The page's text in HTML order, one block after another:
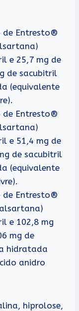
de Entresto®
e 25,7 mg de
de sacubitril
(equivalente
de Entresto®
e 51,4 mg de
de sacubitril
(equivalente
de Entresto®
e 102,8 mg
mg de
hidratada
anidro
hiprolose,